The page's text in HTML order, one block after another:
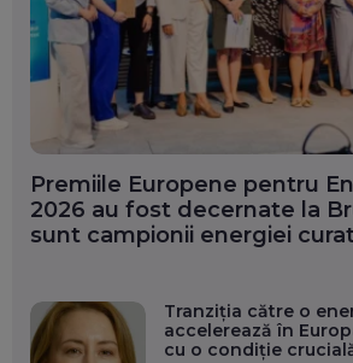
Premiile Europene pentru
2026 au fost decernate la
sunt campionii energiei
Tranziția către o
accelerează în
cu o condiție